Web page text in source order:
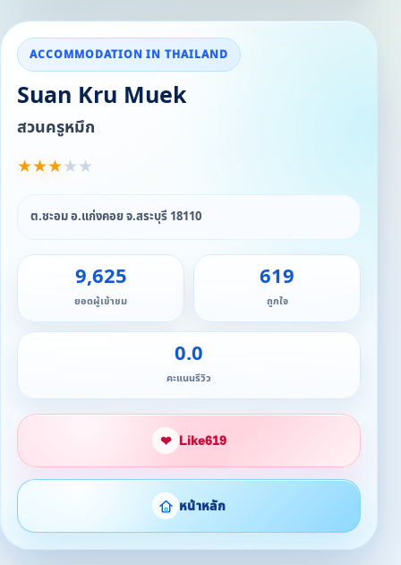
ACCOMMODATION IN THAILAND
Suan Kru Muek
สวนครูหมึก
★★★★★
ต.ชะอม อ.แก่งคอย จ.สระบุรี 18110
9,625
ยอดผู้เข้าชม
619
ถูกใจ
0.0
คะแนนรีวิว
❤ Like619
หน้าหลัก